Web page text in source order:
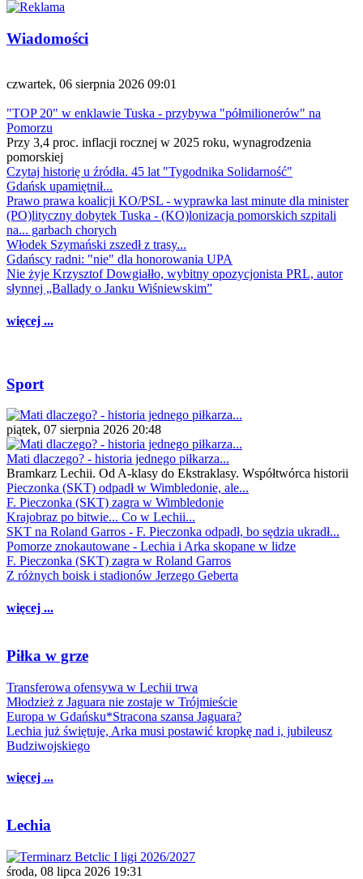
Wiadomości
czwartek, 06 sierpnia 2026 09:01
"TOP 20" w enklawie Tuska - przybywa "półmilionerów" na
Pomorzu
Przy 3,4 proc. inflacji rocznej w 2025 roku, wynagrodzenia
pomorskiej
Czytaj historię u źródła. 45 lat "Tygodnika Solidarność"
Gdańsk upamiętnił...
Prawo prawa koalicji KO/PSL - wyprawka last minute dla minister
(PO)lityczny dobytek Tuska - (KO)lonizacja pomorskich szpitali
na... garbach chorych
Włodek Szymański zszedł z trasy...
Gdańscy radni: "nie" dla honorowania UPA
Nie żyje Krzysztof Dowgiałło, wybitny opozycjonista PRL, autor
słynnej „Ballady o Janku Wiśniewskim”
więcej ...
Sport
piątek, 07 sierpnia 2026 20:48
Mati dlaczego? - historia jednego piłkarza...
Bramkarz Lechii. Od A-klasy do Ekstraklasy. Współtwórca historii
Pieczonka (SKT) odpadł w Wimbledonie, ale...
F. Pieczonka (SKT) zagra w Wimbledonie
Krajobraz po bitwie... Co w Lechii...
SKT na Roland Garros - F. Pieczonka odpadł, bo sędzia ukradł...
Pomorze znokautowane - Lechia i Arka skopane w lidze
F. Pieczonka (SKT) zagra w Roland Garros
Z różnych boisk i stadionów Jerzego Geberta
więcej ...
Piłka w grze
Transferowa ofensywa w Lechii trwa
Młodzież z Jaguara nie zostaje w Trójmieście
Europa w Gdańsku*Stracona szansa Jaguara?
Lechia już świętuje, Arka musi postawić kropkę nad i, jubileusz
Budziwojskiego
więcej ...
Lechia
środa, 08 lipca 2026 19:31